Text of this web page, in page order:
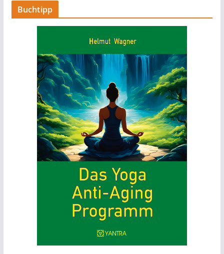
Buchtipp